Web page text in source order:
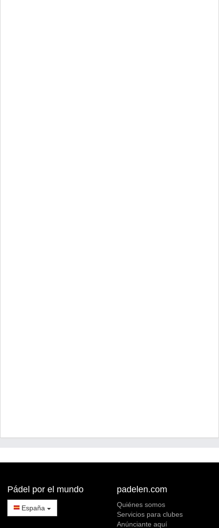
Pádel por el mundo
España
padelen.com
Quiénes somos
Servicios para clubes
Anúnciante aquí